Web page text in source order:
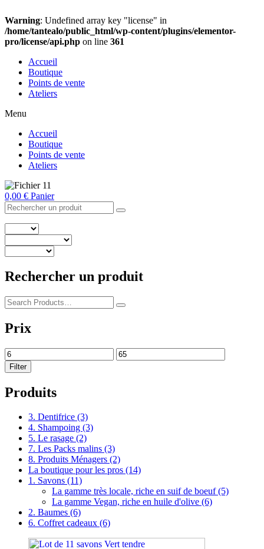
Warning: Undefined array key "license" in
/home/tantealo/public_html/wp-content/plugins/elementor-
pro/license/api.php on line 361
Accueil
Boutique
Points de vente
Ateliers
Menu
Accueil
Boutique
Points de vente
Ateliers
0,00 € Panier
Rechercher un produit
Prix
Filter
Produits
3. Dentifrice (3)
4. Shampoing (3)
5. Le rasage (2)
7. Les Packs malins (3)
8. Produits Ménagers (2)
La boutique pour les pros (14)
1. Savons (11)
La gamme très locale, riche en suif de boeuf(5)
La gamme Vegan, riche en huile d'olive (6)
2. Baumes (6)
6. Coffret cadeaux (6)